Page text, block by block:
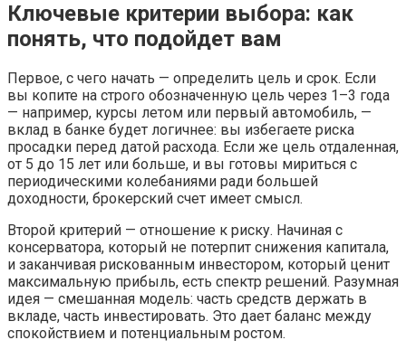
Ключевые критерии выбора: как
понять, что подойдет вам
Первое, с чего начать — определить цель и срок. Если
вы копите на строго обозначенную цель через 1–3 года
— например, курсы летом или первый автомобиль, —
вклад в банке будет логичнее: вы избегаете риска
просадки перед датой расхода. Если же цель отдаленная,
от 5 до 15 лет или больше, и вы готовы мириться с
периодическими колебаниями ради большей
доходности, брокерский счет имеет смысл.
Второй критерий — отношение к риску. Начиная с
консерватора, который не потерпит снижения капитала,
и заканчивая рискованным инвестором, который ценит
максимальную прибыль, есть спектр решений. Разумная
идея — смешанная модель: часть средств держать в
вкладе, часть инвестировать. Это дает баланс между
спокойствием и потенциальным ростом.